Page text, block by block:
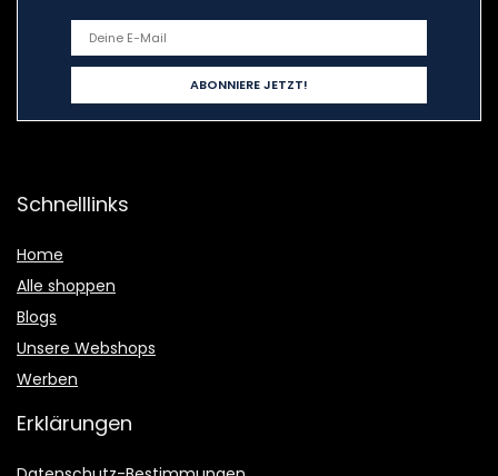
Schnelllinks
Home
Alle shoppen
Blogs
Unsere Webshops
Werben
Erklärungen